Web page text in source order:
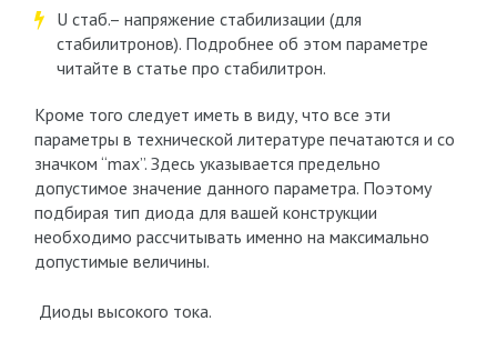
U стаб.– напряжение стабилизации (для
стабилитронов). Подробнее об этом параметре
читайте в статье про стабилитрон.
Кроме того следует иметь в виду, что все эти
параметры в технической литературе печатаются и со
значком “max”. Здесь указывается предельно
допустимое значение данного параметра. Поэтому
подбирая тип диода для вашей конструкции
необходимо рассчитывать именно на максимально
допустимые величины.
Диоды высокого тока.